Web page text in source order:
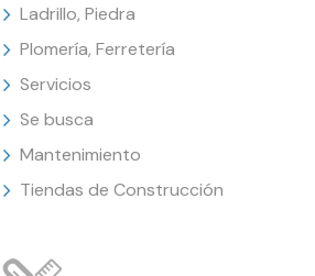
Ladrillo, Piedra
Plomería, Ferretería
Servicios
Se busca
Mantenimiento
Tiendas de Construcción